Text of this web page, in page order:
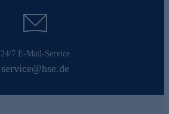
24/7 E-Mail-Service
service@hse.de